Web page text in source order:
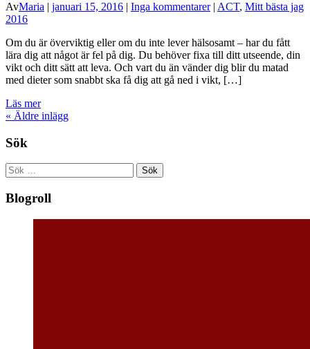
AvMaria | januari 15, 2016 | Inga kommentarer| ACT, Mitt bästa jag
2016
Om du är överviktig eller om du inte lever hälsosamt – har du fått
lära dig att något är fel på dig. Du behöver fixa till ditt utseende, din
vikt och ditt sätt att leva. Och vart du än vänder dig blir du matad
med dieter som snabbt ska få dig att gå ned i vikt, […]
Läs mer
« Äldre inlägg
Sök
Sök
efter:
Blogroll